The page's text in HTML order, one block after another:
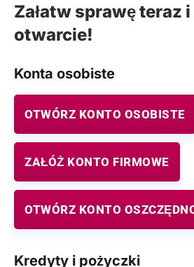
Załatw sprawę teraz
otwarcie!
Konta osobiste
OTWÓRZ KONTO OSOBISTE
ZAŁÓŻ KONTO FIRMOWE
OTWÓRZ KONTO
Kredyty i pożyczki